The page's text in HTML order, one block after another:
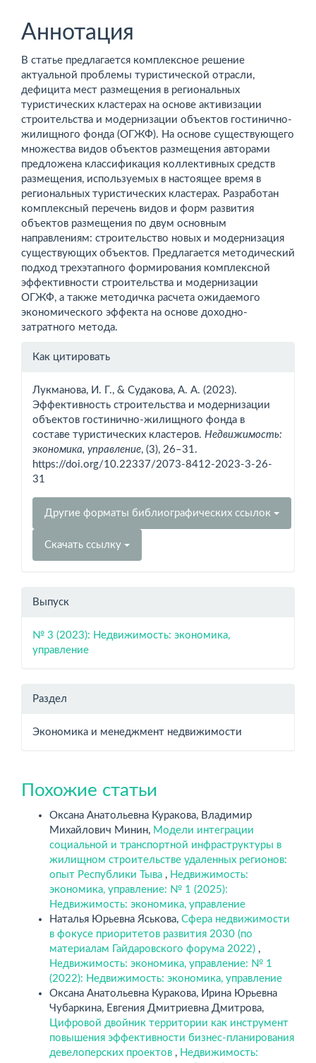
Аннотация
В статье предлагается комплексное решение
актуальной проблемы туристической отрасли,
дефицита мест размещения в региональных
туристических кластерах на основе активизации
строительства и модернизации объектов гостинично-
жилищного фонда (ОГЖФ). На основе существующего
множества видов объектов размещения авторами
предложена классификация коллективных средств
размещения, используемых в настоящее время в
региональных туристических кластерах. Разработан
комплексный перечень видов и форм развития
объектов размещения по двум основным
направлениям: строительство новых и модернизация
существующих объектов. Предлагается методический
подход трехэтапного формирования комплексной
эффективности строительства и модернизации
ОГЖФ, а также методичка расчета ожидаемого
экономического эффекта на основе доходно-
затратного метода.
Информация
Как цитировать
Лукманова, И. Г., & Судакова, А. А. (2023).
Эффективность строительства и модернизации
объектов гостинично-жилищного фонда в
составе туристических кластеров. Недвижимость:
экономика, управление, (3), 26–31.
https://doi.org/10.22337/2073-8412-2023-3-26-
31
Другие форматы библиографических ссылок
Скачать ссылку
Выпуск
№ 3 (2023): Недвижимость: экономика,
управление
Раздел
Экономика и менеджмент недвижимости
Похожие статьи
Оксана Анатольевна Куракова, Владимир
Михайлович Минин, Модели интеграции
социальной и транспортной инфраструктуры в
жилищном строительстве удаленных регионов:
опыт Республики Тыва , Недвижимость:
экономика, управление: № 1 (2025):
Недвижимость: экономика, управление
Наталья Юрьевна Яськова, Сфера недвижимости
в фокусе приоритетов развития 2030 (по
материалам Гайдаровского форума 2022) ,
Недвижимость: экономика, управление: № 1
(2022): Недвижимость: экономика, управление
Оксана Анатольевна Куракова, Ирина Юрьевна
Чубаркина, Евгения Дмитриевна Дмитрова,
Цифровой двойник территории как инструмент
повышения эффективности бизнес-планирования
девелоперских проектов , Недвижимость: